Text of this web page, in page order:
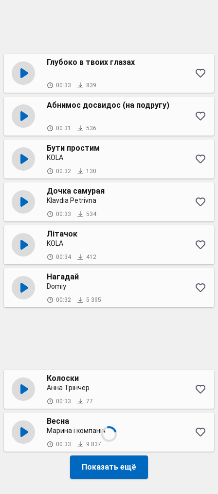
Глубоко в твоих глазах
00:33 839
Абнимос досвидос (на подругу)
00:31 536
Бути простим
KOLA
00:32 130
Дочка самурая
Klavdia Petrivna
00:33 534
Літачок
KOLA
00:34 412
Нагадай
Domiy
00:32 5 395
Колоски
Анна Трінчер
00:33 77
Весна
Марина і компанія
00:33 9 837
Показать ещё